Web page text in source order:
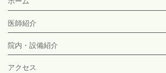
医師紹介
院内・設備紹介
アクセス